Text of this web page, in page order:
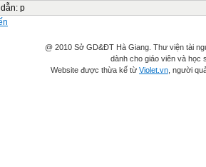
: p
@ 2010 Sở GD&ĐT Hà Giang. Thư viện tài
dành cho giáo viên và học
Website được thừa kế từ Violet.vn , người